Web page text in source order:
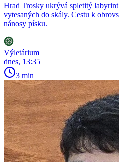
Hrad Trosky ukrývá spletitý
vytesaných do skály. Cestu k
nánosy písku.
Výletárium
dnes, 13:35
3 min